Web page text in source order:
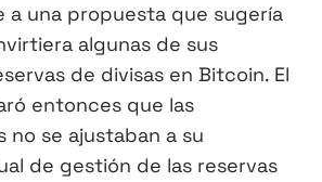
a una propuesta que sugería
algunas de sus
de divisas en Bitcoin. El
entonces que las
no se ajustaban a su
de gestión de las reservas